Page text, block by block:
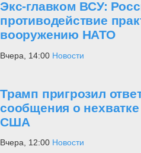
Экс-главком ВСУ:
противодействие
вооружению НАТО
Вчера, 14:00 Новости
Трамп пригрозил
сообщения о
США
Вчера, 12:00 Новости